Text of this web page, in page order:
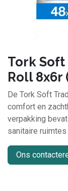
Tork
Roll 8x6r
De Tork Soft
comfort en
verpakking
sanitaire
Ons